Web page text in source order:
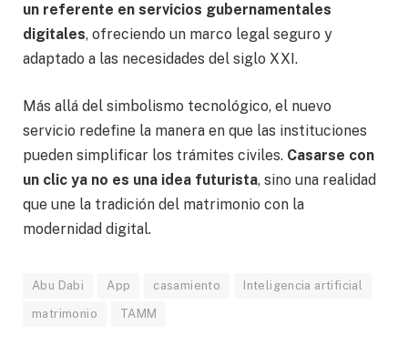
un referente en servicios gubernamentales
digitales, ofreciendo un marco legal seguro y
adaptado a las necesidades del siglo XXI.
Más allá del simbolismo tecnológico, el nuevo
servicio redefine la manera en que las instituciones
pueden simplificar los trámites civiles. Casarse con
un clic ya no es una idea futurista, sino una realidad
que une la tradición del matrimonio con la
modernidad digital.
Abu Dabi App casamiento Inteligencia artificial
matrimonio TAMM